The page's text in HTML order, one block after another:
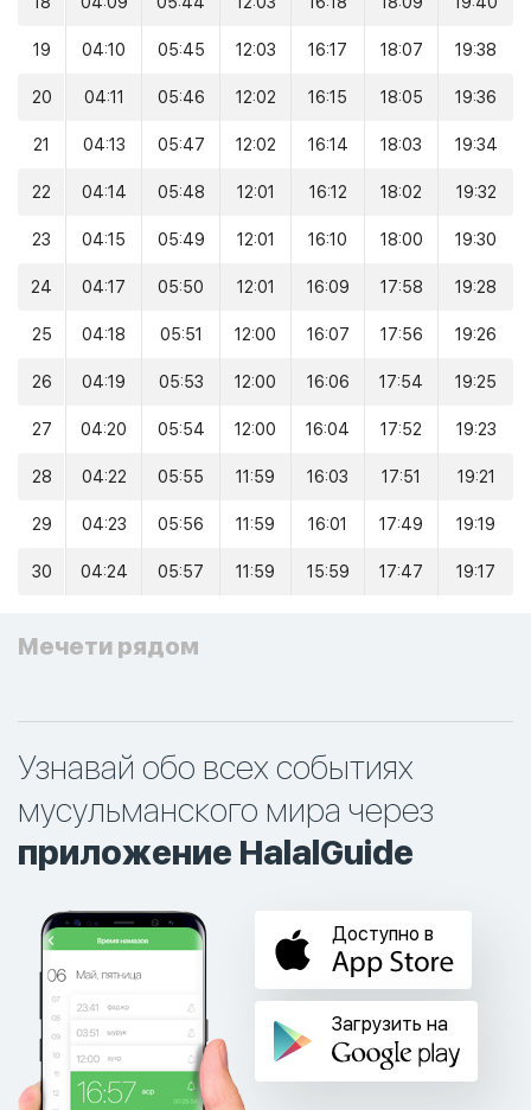
19 04:10 05:45 12:03 16:17 18:07 19:38
20 04:11 05:46 12:02 16:15 18:05 19:36
21 04:13 05:47 12:02 16:14 18:03 19:34
22 04:14 05:48 12:01 16:12 18:02 19:32
23 04:15 05:49 12:01 16:10 18:00 19:30
24 04:17 05:50 12:01 16:09 17:58 19:28
25 04:18 05:51 12:00 16:07 17:56 19:26
26 04:19 05:53 12:00 16:06 17:54 19:25
27 04:20 05:54 12:00 16:04 17:52 19:23
28 04:22 05:55 11:59 16:03 17:51 19:21
29 04:23 05:56 11:59 16:01 17:49 19:19
30 04:24 05:57 11:59 15:59 17:47 19:17
Мечети рядом
Узнавай обо всех событиях
мусульманского мира через
приложение HalalGuide
Доступно в
Загрузить на